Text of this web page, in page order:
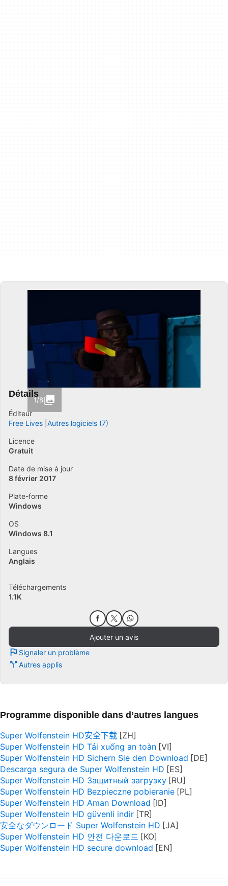
1/8
Détails
Éditeur
Free Lives Autres logiciels (7)
Licence
Gratuit
Date de mise à jour
8 février 2017
Plate-forme
Windows
OS
Windows 8.1
Langues
Anglais
Téléchargements
1.1K
Ajouter un avis
Signaler un problème
Autres applis
Programme disponible dans d’autres langues
Super Wolfenstein HD安全下载
Super Wolfenstein HD Tải xuống an toàn
Super Wolfenstein HD Sichern Sie den Download
Descarga segura de Super Wolfenstein HD
Super Wolfenstein HD Защитный загрузку
Super Wolfenstein HD Bezpieczne pobieranie
Super Wolfenstein HD Aman Download
Super Wolfenstein HD güvenli indir
安全なダウンロード Super Wolfenstein HD
Super Wolfenstein HD 안전 다운로드
Super Wolfenstein HD secure download